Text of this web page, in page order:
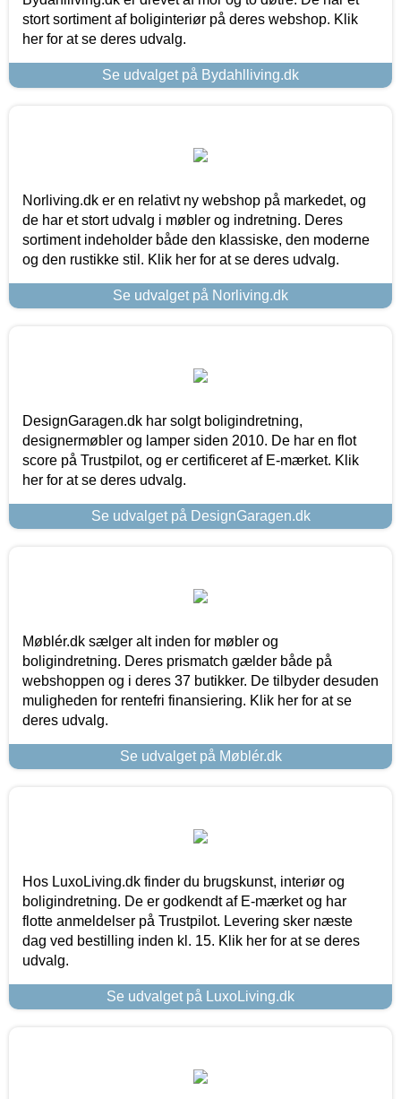
stort sortiment af boliginteriør på deres webshop. Klik
her for at se deres udvalg.
Se udvalget på Bydahlliving.dk
Norliving.dk er en relativt ny webshop på markedet, og
de har et stort udvalg i møbler og indretning. Deres
sortiment indeholder både den klassiske, den moderne
og den rustikke stil. Klik her for at se deres udvalg.
Se udvalget på Norliving.dk
DesignGaragen.dk har solgt boligindretning,
designermøbler og lamper siden 2010. De har en flot
score på Trustpilot, og er certificeret af E-mærket. Klik
her for at se deres udvalg.
Se udvalget på DesignGaragen.dk
Møblér.dk sælger alt inden for møbler og
boligindretning. Deres prismatch gælder både på
webshoppen og i deres 37 butikker. De tilbyder desuden
muligheden for rentefri finansiering. Klik her for at se
deres udvalg.
Se udvalget på Møblér.dk
Hos LuxoLiving.dk finder du brugskunst, interiør og
boligindretning. De er godkendt af E-mærket og har
flotte anmeldelser på Trustpilot. Levering sker næste
dag ved bestilling inden kl. 15. Klik her for at se deres
udvalg.
Se udvalget på LuxoLiving.dk